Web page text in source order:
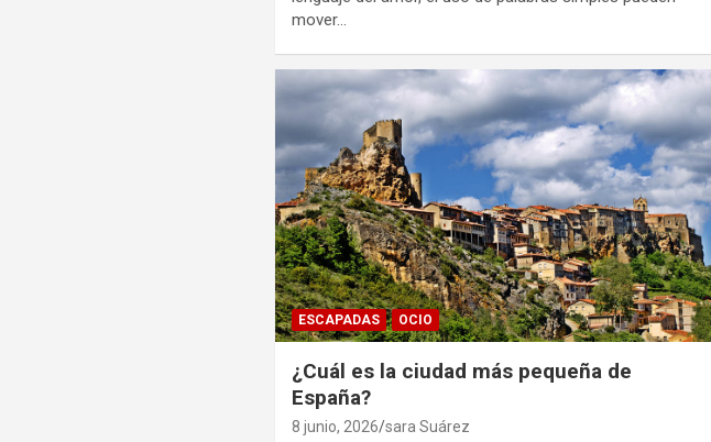
mover…
ESCAPADAS OCIO
¿Cuál es la ciudad más pequeña de
España?
8 junio, 2026 sara Suárez